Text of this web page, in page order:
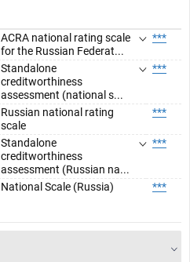
ACRA national rating scale
for the Russian Federat...
***
Standalone
creditworthiness
assessment (national s...
***
Russian national rating
scale
***
Standalone
creditworthiness
assessment (Russian na...
***
National Scale (Russia) ***